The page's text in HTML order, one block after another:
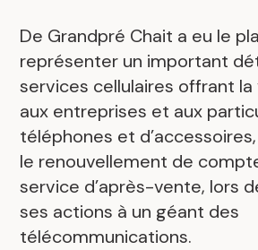
De Grandpré Chait a eu le
représenter un important
services cellulaires offrant
aux entreprises et aux
téléphones et
le renouvellement de
service d’après-vente, lors
ses actions à un géant des
télécommunications.